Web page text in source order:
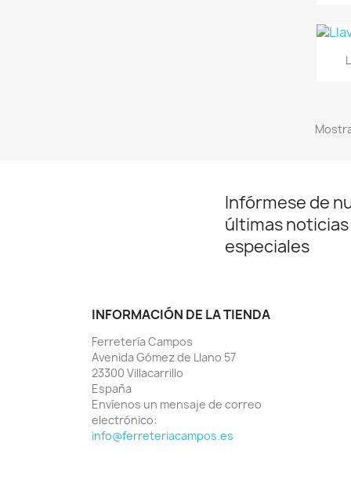
Infórmese de
últimas
especiales
INFORMACIÓN DE LA TIENDA
Ferretería Campos
Avenida Gómez de Llano 57
23300 Villacarrillo
España
Envíenos un mensaje de correo
electrónico:
info@ferreteriacampos.es